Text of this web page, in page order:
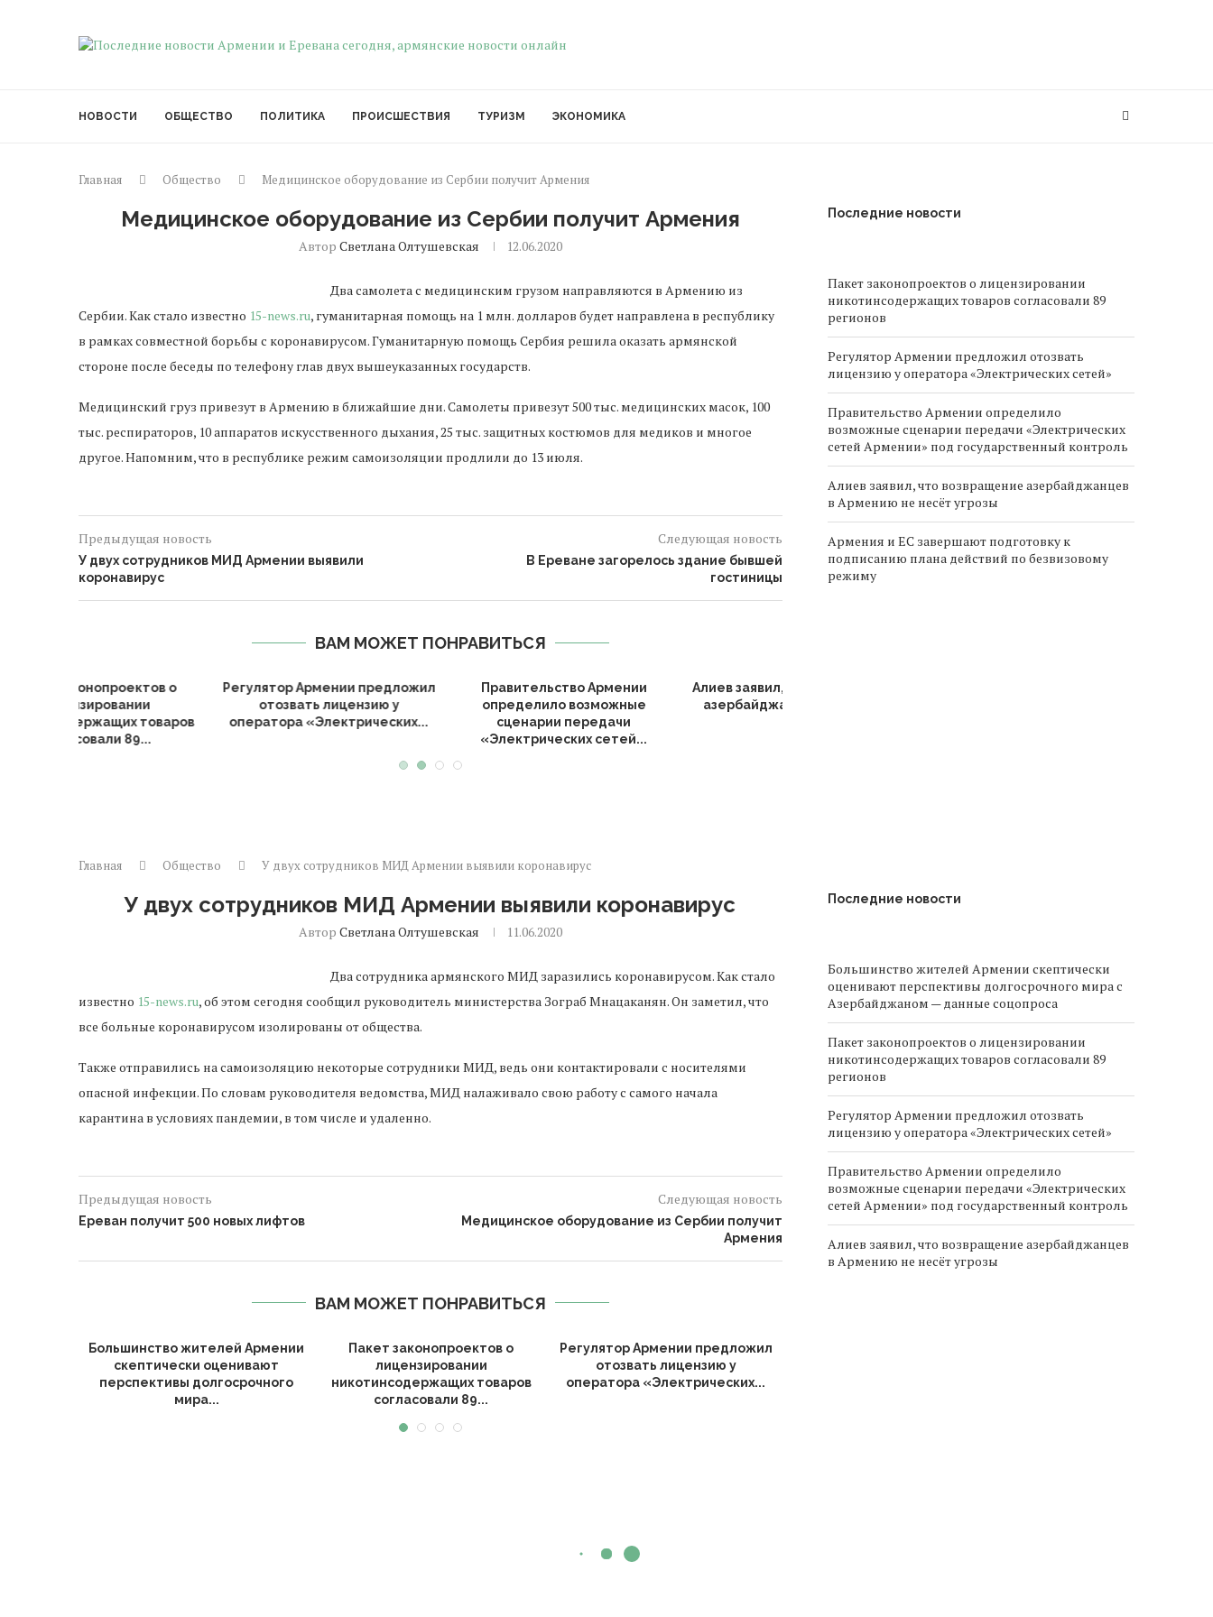
НОВОСТИ ОБЩЕСТВО ПОЛИТИКА ПРОИСШЕСТВИЯ ТУРИЗМ ЭКОНОМИКА
Главная Общество Медицинское оборудование из Сербии получит Армения
Медицинское оборудование из Сербии получит Армения
Автор Светлана Олтушевская 12.06.2020
Два самолета с медицинским грузом направляются в Армению из
Сербии. Как стало известно 15-news.ru, гуманитарная помощь на 1 млн. долларов будет направлена в республику
в рамках совместной борьбы с коронавирусом. Гуманитарную помощь Сербия решила оказать армянской
стороне после беседы по телефону глав двух вышеуказанных государств.
Медицинский груз привезут в Армению в ближайшие дни. Самолеты привезут 500 тыс. медицинских масок, 100
тыс. респираторов, 10 аппаратов искусственного дыхания, 25 тыс. защитных костюмов для медиков и многое
другое. Напомним, что в республике режим самоизоляции продлили до 13 июля.
Предыдущая новость
У двух сотрудников МИД Армении выявили
коронавирус
Следующая новость
В Ереване загорелось здание бывшей
гостиницы
ВАМ МОЖЕТ ПОНРАВИТЬСЯ
Армении
возможные
передачи
сетей...
Алиев заявил, что возвращение
азербайджанцев в Армению
не...
Армения и ЕС завершают
подготовку к подписанию
плана...
Выход Армении из ЕАЭС может
привести к потере...
Последние новости
Пакет законопроектов о лицензировании
никотинсодержащих товаров согласовали 89
регионов
Регулятор Армении предложил отозвать
лицензию у оператора «Электрических сетей»
Правительство Армении определило
возможные сценарии передачи «Электрических
сетей Армении» под государственный контроль
Алиев заявил, что возвращение азербайджанцев
в Армению не несёт угрозы
Армения и ЕС завершают подготовку к
подписанию плана действий по безвизовому
режиму
Автор Светлана Олтушевская 11.06.2020
, об этом сегодня сообщил руководитель министерства Зограб Мнацаканян. Он заметил, что
все больные коронавирусом изолированы от общества.
опасной инфекции. По словам руководителя ведомства, МИД налаживало свою работу с самого начала
карантина в условиях пандемии, в том числе и удаленно.
Ереван получит 500 новых лифтов
Медицинское оборудование из Сербии получит
Армения
скептически оценивают
перспективы долгосрочного
мира...
лицензировании
никотинсодержащих товаров
согласовали 89...
отозвать лицензию у
оператора «Электрических...
оценивают перспективы долгосрочного мира с
Азербайджаном — данные соцопроса
Пакет законопроектов о лицензировании
никотинсодержащих товаров согласовали 89
регионов
Регулятор Армении предложил отозвать
лицензию у оператора «Электрических сетей»
Правительство Армении определило
возможные сценарии передачи «Электрических
сетей Армении» под государственный контроль
Алиев заявил, что возвращение азербайджанцев
в Армению не несёт угрозы